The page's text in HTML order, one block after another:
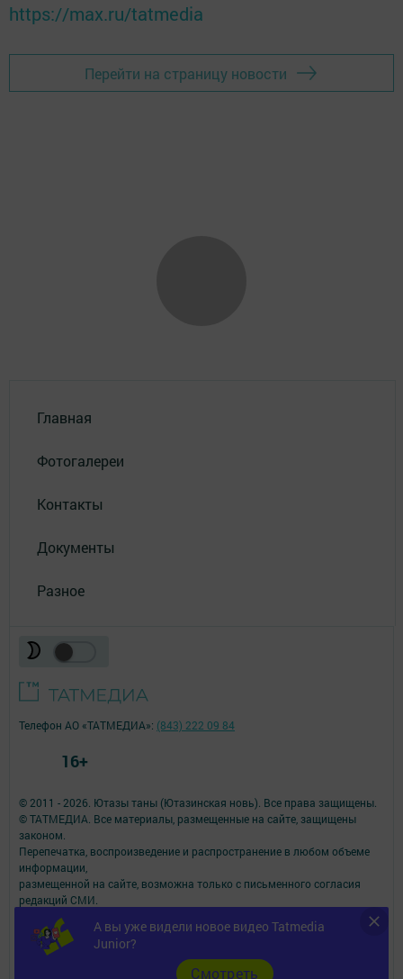
https://max.ru/tatmedia
Перейти на страницу новости
Главная
Фотогалереи
Контакты
Документы
Разное
А вы уже видели новое видео Tatmedia
Junior?
Cмотреть
© 2011 - 2026. Ютазы таны (Ютазинская новь). Все права защищены.
© ТАТМЕДИА. Все материалы, размещенные на сайте, защищены
законом.
Перепечатка, воспроизведение и распространение в любом объеме
информации,
размещенной на сайте, возможна только с письменного согласия
редакций СМИ.
При поддержке Республиканского агентства по печати и массовым
коммуникациям.
Наименование СМИ: Ютазы таны (Ютазинская новь)
№ свидетельства о регистрации СМИ, дата: ЭЛ № ФС 77 - 90166 от
Телефон АО «ТАТМЕДИА»: (843) 222 09 84
16+